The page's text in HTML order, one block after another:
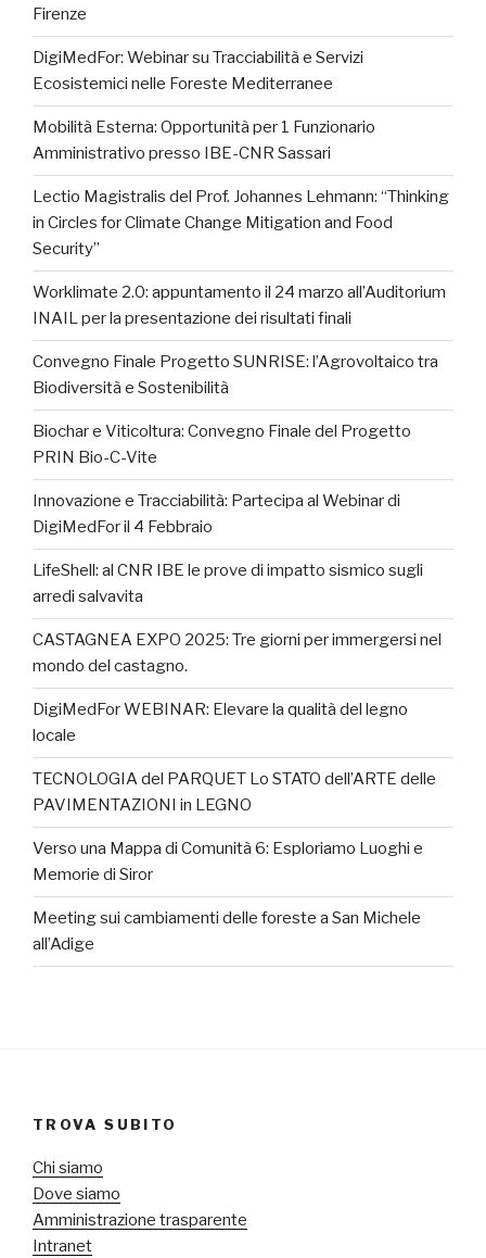
Firenze
DigiMedFor: Webinar su Tracciabilità e Servizi
Ecosistemici nelle Foreste Mediterranee
Mobilità Esterna: Opportunità per 1 Funzionario
Amministrativo presso IBE-CNR Sassari
Lectio Magistralis del Prof. Johannes Lehmann: “Thinking
in Circles for Climate Change Mitigation and Food
Security”
Worklimate 2.0: appuntamento il 24 marzo all’Auditorium
INAIL per la presentazione dei risultati finali
Convegno Finale Progetto SUNRISE: l’Agrovoltaico tra
Biodiversità e Sostenibilità
Biochar e Viticoltura: Convegno Finale del Progetto
PRIN Bio-C-Vite
Innovazione e Tracciabilità: Partecipa al Webinar di
DigiMedFor il 4 Febbraio
LifeShell: al CNR IBE le prove di impatto sismico sugli
arredi salvavita
CASTAGNEA EXPO 2025: Tre giorni per immergersi nel
mondo del castagno.
DigiMedFor WEBINAR: Elevare la qualità del legno
locale
TECNOLOGIA del PARQUET Lo STATO dell’ARTE delle
PAVIMENTAZIONI in LEGNO
Verso una Mappa di Comunità 6: Esploriamo Luoghi e
Memorie di Siror
Meeting sui cambiamenti delle foreste a San Michele
all’Adige
TROVA SUBITO
Chi siamo
Dove siamo
Amministrazione trasparente
Intranet